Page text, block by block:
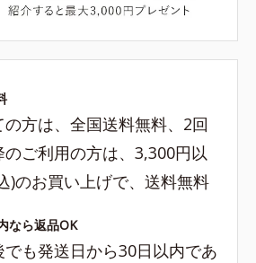
の方は、全国送料無料、2回
のご利用の方は、3,300円以
)のお買い上げで、送料無料
なら返品OK
でも発送日から30日以内であ